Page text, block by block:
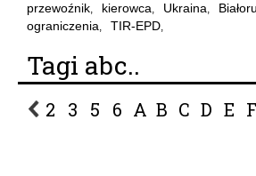
przewoźnik, kierowca, Ukraina,
ograniczenia, TIR-EPD,
Tagi abc..
2 3 5 6 A B C D E F